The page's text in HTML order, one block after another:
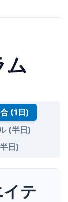
ム
(1日)
(半日)
日)
イテ